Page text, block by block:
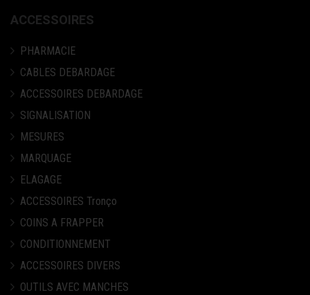
ACCESSOIRES
PHARMACIE
CABLES DEBARDAGE
ACCESSOIRES DEBARDAGE
SIGNALISATION
MESURES
MARQUAGE
ELAGAGE
ACCESSOIRES Tronço
COINS A FRAPPER
CONDITIONNEMENT
ACCESSOIRES DIVERS
OUTILS AVEC MANCHES